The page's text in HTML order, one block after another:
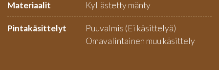
Materiaalit Kyllästetty mänty
Pintakäsittelyt
Puuvalmis (Ei käsittelyä)
Omavalintainen muu käsittely